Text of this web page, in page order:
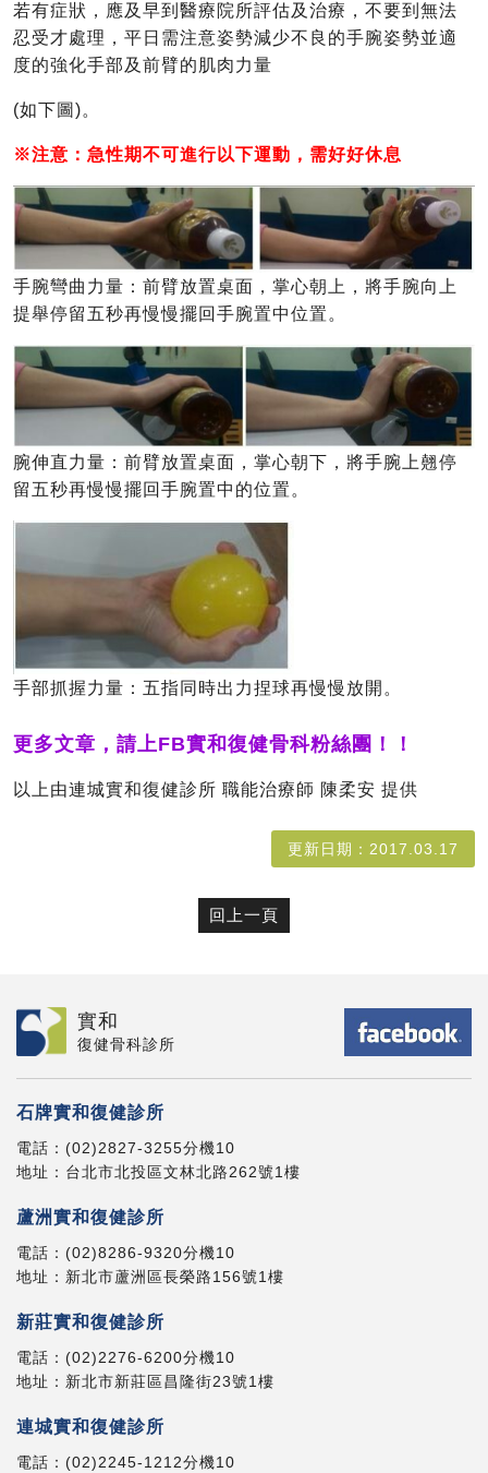
若有症狀，應及早到醫療院所評估及治療，不要到無法
忍受才處理，平日需注意姿勢減少不良的手腕姿勢並適
度的強化手部及前臂的肌肉力量
(如下圖)。
※注意：急性期不可進行以下運動，需好好休息
手腕彎曲力量：前臂放置桌面，掌心朝上，將手腕向上
提舉停留五秒再慢慢擺回手腕置中位置。
腕伸直力量：前臂放置桌面，掌心朝下，將手腕上翹停
留五秒再慢慢擺回手腕置中的位置。
手部抓握力量：五指同時出力捏球再慢慢放開。
更多文章，請上FB實和復健骨科粉絲團 ！！
以上由連城實和復健診所 職能治療師 陳柔安 提供
更新日期：2017.03.17
回上一頁
實和
復健骨科診所
石牌實和復健診所
電話： (02)2827-3255分機10
地址： 台北市北投區文林北路262號1樓
蘆洲實和復健診所
電話： (02)8286-9320分機10
地址： 新北市蘆洲區長榮路156號1樓
新莊實和復健診所
電話： (02)2276-6200分機10
地址： 新北市新莊區昌隆街23號1樓
連城實和復健診所
電話： (02)2245-1212分機10